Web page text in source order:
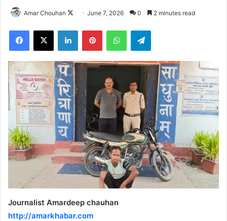
Amar Chouhan
FollowJune 7, 2026 0 2 minutes read
Facebook
X LinkedInPinterestWhatsAppTelegram
Journalist Amardeep chauhan
http://amarkhabar.com